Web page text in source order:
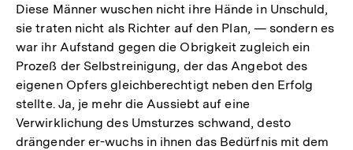
Diese Männer wuschen nicht ihre Hände in Unschuld,
sie traten nicht als Richter auf den Plan, — sondern es
war ihr Aufstand gegen die Obrigkeit zugleich ein
Prozeß der Selbstreinigung, der das Angebot des
eigenen Opfers gleichberechtigt neben den Erfolg
stellte. Ja, je mehr die Aussiebt auf eine
Verwirklichung des Umsturzes schwand, desto
drängender er-wuchs in ihnen das Bedürfnis mit dem